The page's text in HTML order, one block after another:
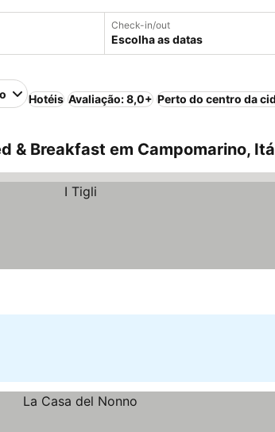
Check-in/out
Escolha as datas
Hotéis Avaliação: 8,0+ Perto do centro da
& Breakfast em Campomarino,